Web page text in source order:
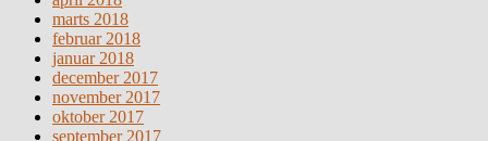
marts 2018
februar 2018
januar 2018
december 2017
november 2017
oktober 2017
september 2017